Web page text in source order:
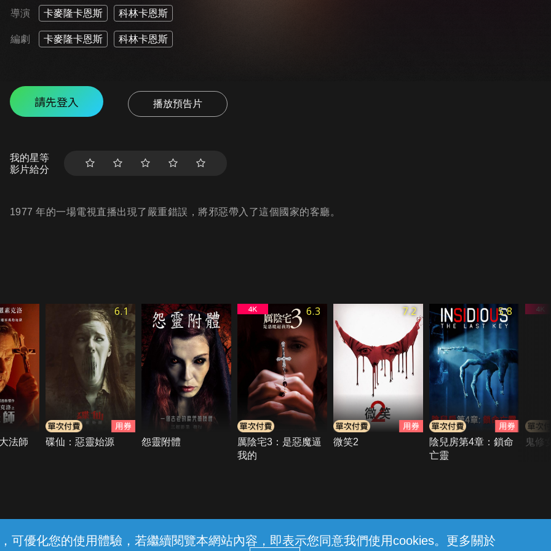
可優化您的使用體驗，若繼續閱覽本網站內容，即表示您同意我們使用cookies。更多關於
導演 卡麥隆卡恩斯 科林卡恩斯
編劇 卡麥隆卡恩斯 科林卡恩斯
請先登入 播放預告片
我的星等
影片給分
1977 年的一場電視直播出現了嚴重錯誤，將邪惡帶入了這個國家的客廳。
法師
6.1
碟仙：惡靈始源 怨靈附體
6.3
厲陰宅3：是惡魔逼
我的
7.2
微笑2
5.8
陰兒房第4章：鎖命
亡靈
鬼修
線上客服 服務條款 隱私權保護